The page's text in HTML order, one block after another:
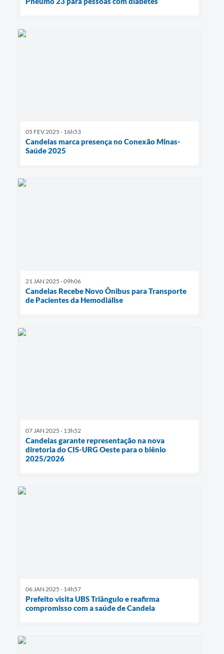
05 FEV 2025 - 16h53
Candeias marca presença no Conexão Minas-
Saúde 2025
21 JAN 2025 - 09h06
Candeias Recebe Novo Ônibus para Transporte
de Pacientes da Hemodiálise
07 JAN 2025 - 13h52
Candeias garante representação na nova
diretoria do CIS-URG Oeste para o biênio
2025/2026
06 JAN 2025 - 14h57
Prefeito visita UBS Triângulo e reafirma
compromisso com a saúde de Candeia